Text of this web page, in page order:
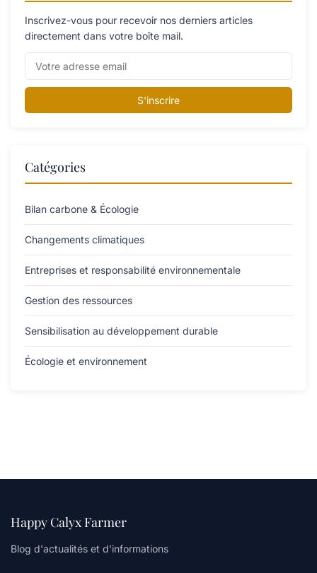
Inscrivez-vous pour recevoir nos derniers articles
directement dans votre boîte mail.
S'inscrire
Catégories
Bilan carbone & Écologie
Changements climatiques
Entreprises et responsabilité environnementale
Gestion des ressources
Sensibilisation au développement durable
Écologie et environnement
Happy Calyx Farmer
Blog d'actualités et d'informations